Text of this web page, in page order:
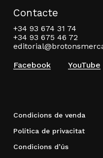
Contacte
+34 93 674 31 74
+34 93 675 46 72
Facebook
YouTube
Condicions de venda
Política de privacitat
Condicions d’ús